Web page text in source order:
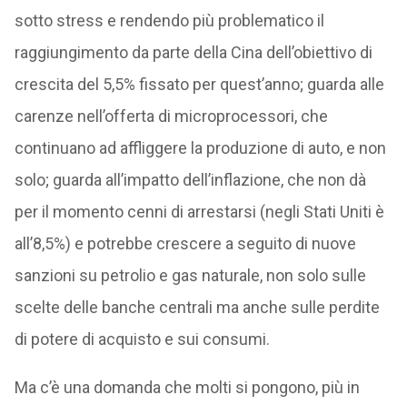
sotto stress e rendendo più problematico il
raggiungimento da parte della Cina dell’obiettivo di
crescita del 5,5% fissato per quest’anno; guarda alle
carenze nell’offerta di microprocessori, che
continuano ad affliggere la produzione di auto, e non
solo; guarda all’impatto dell’inflazione, che non dà
per il momento cenni di arrestarsi (negli Stati Uniti è
all’8,5%) e potrebbe crescere a seguito di nuove
sanzioni su petrolio e gas naturale, non solo sulle
scelte delle banche centrali ma anche sulle perdite
di potere di acquisto e sui consumi.
Ma c’è una domanda che molti si pongono, più in